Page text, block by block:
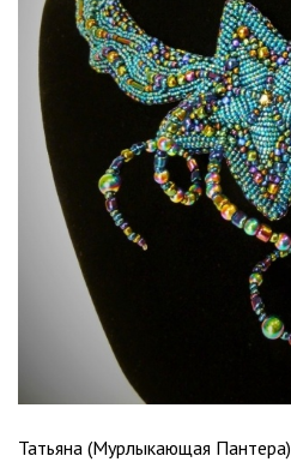
Татьяна (Мурлыкающая Пантера)